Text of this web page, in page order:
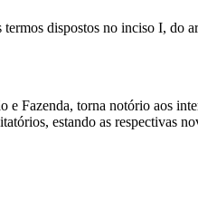
dispostos no inciso I, do
Fazenda, torna notório aos
estando as respectivas